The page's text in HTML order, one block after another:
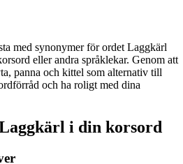
med synonymer för ordet Laggkärl
eller andra språklekar. Genom att
panna och kittel som alternativ till
och ha roligt med dina
i din korsord